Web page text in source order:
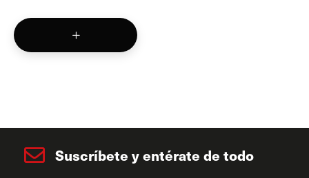
Suscríbete y entérate de todo